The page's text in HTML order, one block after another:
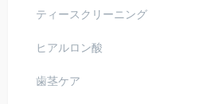
ティースクリーニング
ヒアルロン酸
歯茎ケア